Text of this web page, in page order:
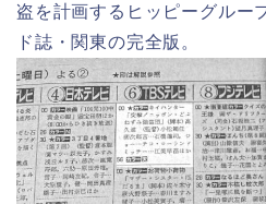
盗を計画するヒッピーグルー
ド誌・関東の完全版。